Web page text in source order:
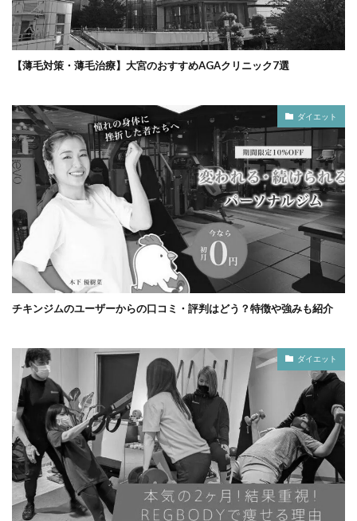
【薄毛対策・薄毛治療】大宮のおすすめAGAクリニック7選
ダイエット
チキンジムのユーザーからの口コミ・評判はどう？特徴や強みも紹介
ダイエット